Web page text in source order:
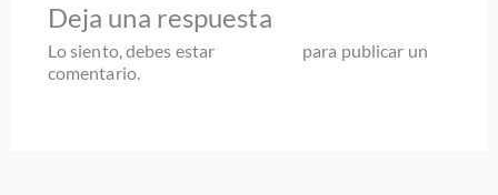
Deja una respuesta
Lo siento, debes estar
para publicar un
comentario.